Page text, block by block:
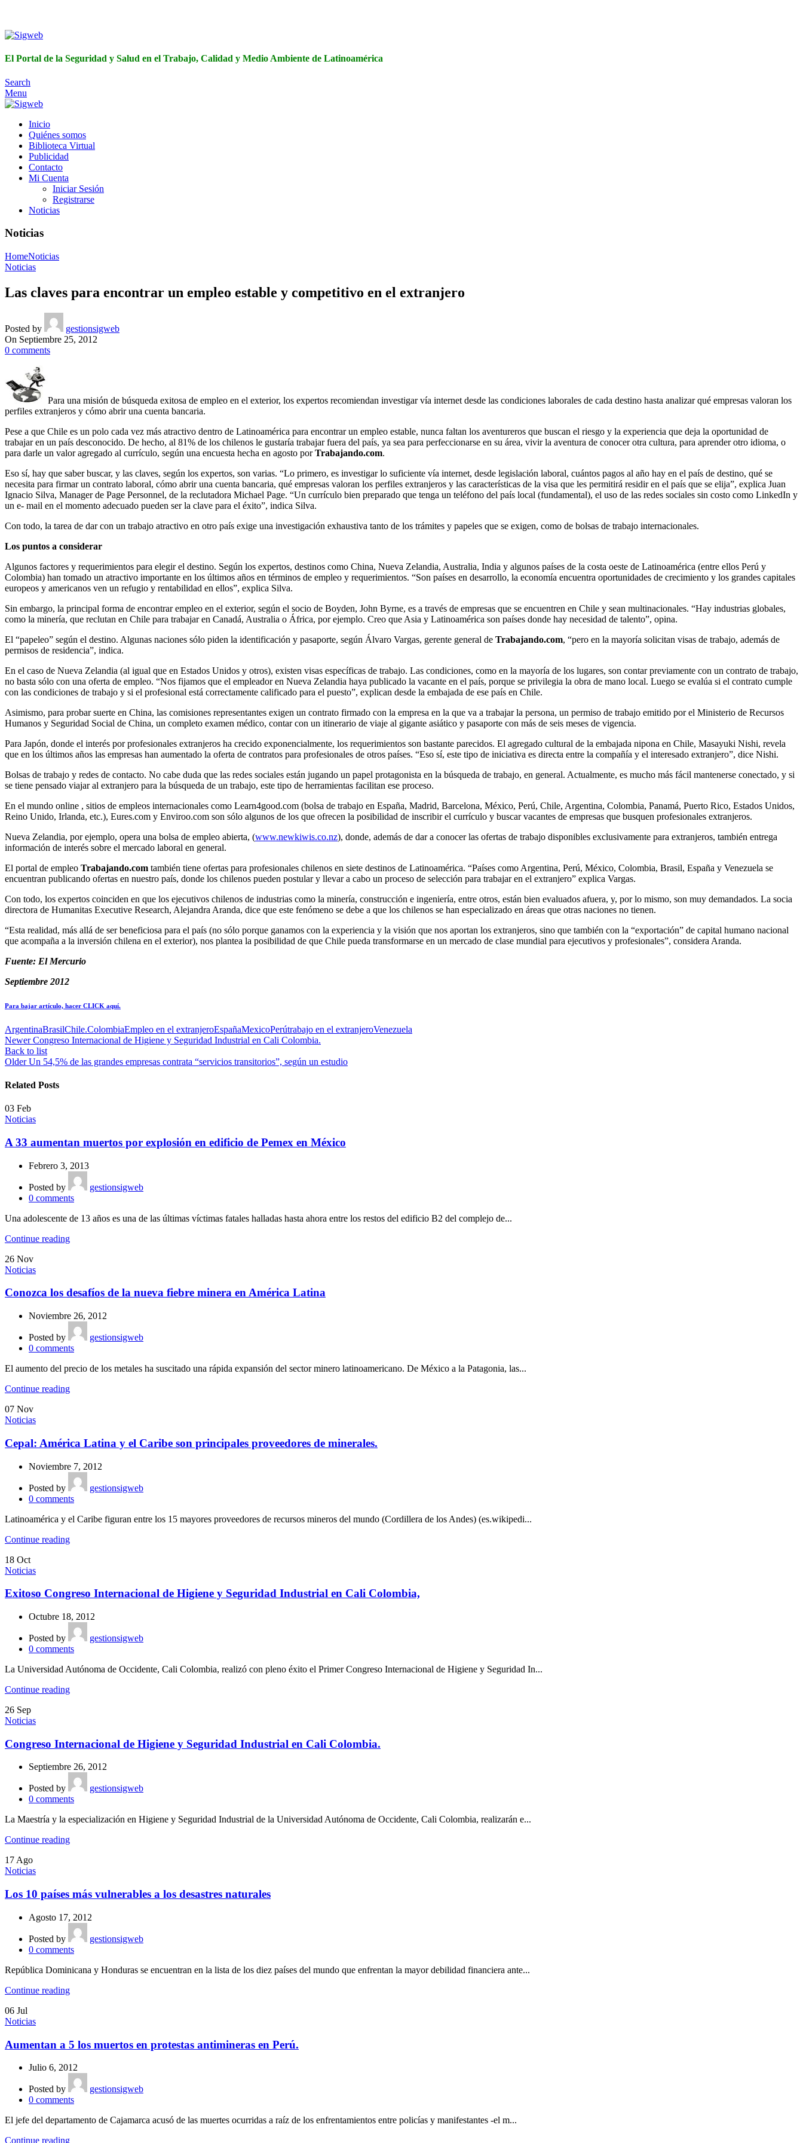
El Portal de la Seguridad y Salud en el Trabajo, Calidad y Medio Ambiente de Latinoamérica
Search
Menu
Inicio
Quiénes somos
Biblioteca Virtual
Publicidad
Contacto
Mi Cuenta
Iniciar Sesión
Registrarse
Noticias
Noticias
HomeNoticias
Noticias
Las claves para encontrar un empleo estable y competitivo en el extranjero
Posted by
gestionsigweb
On Septiembre 25, 2012
0 comments
Para una misión de búsqueda exitosa de empleo en el exterior, los expertos recomiendan investigar vía internet desde las condiciones laborales de cada destino hasta analizar qué empresas valoran los
perfiles extranjeros y cómo abrir una cuenta bancaria.
Pese a que Chile es un polo cada vez más atractivo dentro de Latinoamérica para encontrar un empleo estable, nunca faltan los aventureros que buscan el riesgo y la experiencia que deja la oportunidad de
trabajar en un país desconocido. De hecho, al 81% de los chilenos le gustaría trabajar fuera del país, ya sea para perfeccionarse en su área, vivir la aventura de conocer otra cultura, para aprender otro idioma, o
para darle un valor agregado al currículo, según una encuesta hecha en agosto porTrabajando.com.
Eso sí, hay que saber buscar, y las claves, según los expertos, son varias. “Lo primero, es investigar lo suficiente vía internet, desde legislación laboral, cuántos pagos al año hay en el país de destino, qué se
necesita para firmar un contrato laboral, cómo abrir una cuenta bancaria, qué empresas valoran los perfiles extranjeros y las características de la visa que les permitirá residir en el país que se elija”, explica Juan
Ignacio Silva, Manager de Page Personnel, de la reclutadora Michael Page. “Un currículo bien preparado que tenga un teléfono del país local (fundamental), el uso de las redes sociales sin costo como LinkedIn y
un e- mail en el momento adecuado pueden ser la clave para el éxito”, indica Silva.
Con todo, la tarea de dar con un trabajo atractivo en otro país exige una investigación exhaustiva tanto de los trámites y papeles que se exigen, como de bolsas de trabajo internacionales.
Los puntos a considerar
Algunos factores y requerimientos para elegir el destino. Según los expertos, destinos como China, Nueva Zelandia, Australia, India y algunos países de la costa oeste de Latinoamérica (entre ellos Perú y
Colombia) han tomado un atractivo importante en los últimos años en términos de empleo y requerimientos. “Son países en desarrollo, la economía encuentra oportunidades de crecimiento y los grandes capitales
europeos y americanos ven un refugio y rentabilidad en ellos”, explica Silva.
Sin embargo, la principal forma de encontrar empleo en el exterior, según el socio de Boyden, John Byrne, es a través de empresas que se encuentren en Chile y sean multinacionales. “Hay industrias globales,
como la minería, que reclutan en Chile para trabajar en Canadá, Australia o África, por ejemplo. Creo que Asia y Latinoamérica son países donde hay necesidad de talento”, opina.
El “papeleo” según el destino. Algunas naciones sólo piden la identificación y pasaporte, según Álvaro Vargas, gerente general de Trabajando.com, “pero en la mayoría solicitan visas de trabajo, además de
permisos de residencia”, indica.
En el caso de Nueva Zelandia (al igual que en Estados Unidos y otros), existen visas específicas de trabajo. Las condiciones, como en la mayoría de los lugares, son contar previamente con un contrato de trabajo,
no basta sólo con una oferta de empleo. “Nos fijamos que el empleador en Nueva Zelandia haya publicado la vacante en el país, porque se privilegia la obra de mano local. Luego se evalúa si el contrato cumple
con las condiciones de trabajo y si el profesional está correctamente calificado para el puesto”, explican desde la embajada de ese país en Chile.
Asimismo, para probar suerte en China, las comisiones representantes exigen un contrato firmado con la empresa en la que va a trabajar la persona, un permiso de trabajo emitido por el Ministerio de Recursos
Humanos y Seguridad Social de China, un completo examen médico, contar con un itinerario de viaje al gigante asiático y pasaporte con más de seis meses de vigencia.
Para Japón, donde el interés por profesionales extranjeros ha crecido exponencialmente, los requerimientos son bastante parecidos. El agregado cultural de la embajada nipona en Chile, Masayuki Nishi, revela
que en los últimos años las empresas han aumentado la oferta de contratos para profesionales de otros países. “Eso sí, este tipo de iniciativa es directa entre la compañía y el interesado extranjero”, dice Nishi.
Bolsas de trabajo y redes de contacto. No cabe duda que las redes sociales están jugando un papel protagonista en la búsqueda de trabajo, en general. Actualmente, es mucho más fácil mantenerse conectado, y si
se tiene pensado viajar al extranjero para la búsqueda de un trabajo, este tipo de herramientas facilitan ese proceso.
En el mundo online , sitios de empleos internacionales como Learn4good.com (bolsa de trabajo en España, Madrid, Barcelona, México, Perú, Chile, Argentina, Colombia, Panamá, Puerto Rico, Estados Unidos,
Reino Unido, Irlanda, etc.), Eures.com y Enviroo.com son sólo algunos de los que ofrecen la posibilidad de inscribir el currículo y buscar vacantes de empresas que busquen profesionales extranjeros.
Nueva Zelandia, por ejemplo, opera una bolsa de empleo abierta, (www.newkiwis.co.nz), donde, además de dar a conocer las ofertas de trabajo disponibles exclusivamente para extranjeros, también entrega
información de interés sobre el mercado laboral en general.
El portal de empleo Trabajando.com también tiene ofertas para profesionales chilenos en siete destinos de Latinoamérica. “Países como Argentina, Perú, México, Colombia, Brasil, España y Venezuela se
encuentran publicando ofertas en nuestro país, donde los chilenos pueden postular y llevar a cabo un proceso de selección para trabajar en el extranjero” explica Vargas.
Con todo, los expertos coinciden en que los ejecutivos chilenos de industrias como la minería, construcción e ingeniería, entre otros, están bien evaluados afuera, y, por lo mismo, son muy demandados. La socia
directora de Humanitas Executive Research, Alejandra Aranda, dice que este fenómeno se debe a que los chilenos se han especializado en áreas que otras naciones no tienen.
“Esta realidad, más allá de ser beneficiosa para el país (no sólo porque ganamos con la experiencia y la visión que nos aportan los extranjeros, sino que también con la “exportación” de capital humano nacional
que acompaña a la inversión chilena en el exterior), nos plantea la posibilidad de que Chile pueda transformarse en un mercado de clase mundial para ejecutivos y profesionales”, considera Aranda.
Fuente: El Mercurio
Septiembre 2012
Para bajar artículo, hacer CLICK aquí.
ArgentinaBrasilChile.ColombiaEmpleo en el extranjeroEspañaMexicoPerútrabajo en el extranjeroVenezuela
Newer Congreso Internacional de Higiene y Seguridad Industrial en Cali Colombia.
Back to list
Older Un 54,5% de las grandes empresas contrata “servicios transitorios”, según un estudio
Related Posts
03 Feb
Noticias
A 33 aumentan muertos por explosión en edificio de Pemex en México
Febrero 3, 2013
Posted by
gestionsigweb
0 comments
Una adolescente de 13 años es una de las últimas víctimas fatales halladas hasta ahora entre los restos del edificio B2 del complejo de...
Continue reading
26 Nov
Noticias
Conozca los desafíos de la nueva fiebre minera en América Latina
Noviembre 26, 2012
Posted by
gestionsigweb
0 comments
El aumento del precio de los metales ha suscitado una rápida expansión del sector minero latinoamericano. De México a la Patagonia, las...
Continue reading
07 Nov
Noticias
Cepal: América Latina y el Caribe son principales proveedores de minerales.
Noviembre 7, 2012
Posted by
gestionsigweb
0 comments
Latinoamérica y el Caribe figuran entre los 15 mayores proveedores de recursos mineros del mundo (Cordillera de los Andes) (es.wikipedi...
Continue reading
18 Oct
Noticias
Exitoso Congreso Internacional de Higiene y Seguridad Industrial en Cali Colombia,
Octubre 18, 2012
Posted by
gestionsigweb
0 comments
La Universidad Autónoma de Occidente, Cali Colombia, realizó con pleno éxito el Primer Congreso Internacional de Higiene y Seguridad In...
Continue reading
26 Sep
Noticias
Congreso Internacional de Higiene y Seguridad Industrial en Cali Colombia.
Septiembre 26, 2012
Posted by
gestionsigweb
0 comments
La Maestría y la especialización en Higiene y Seguridad Industrial de la Universidad Autónoma de Occidente, Cali Colombia, realizarán e...
Continue reading
17Ago
Noticias
Los 10 países más vulnerables a los desastres naturales
Agosto 17, 2012
Posted by
gestionsigweb
0 comments
República Dominicana y Honduras se encuentran en la lista de los diez países del mundo que enfrentan la mayor debilidad financiera ante...
Continue reading
06 Jul
Noticias
Aumentan a 5 los muertos en protestas antimineras en Perú.
Julio 6, 2012
Posted by
gestionsigweb
0 comments
El jefe del departamento de Cajamarca acusó de las muertes ocurridas a raíz de los enfrentamientos entre policías y manifestantes -el m...
Continue reading